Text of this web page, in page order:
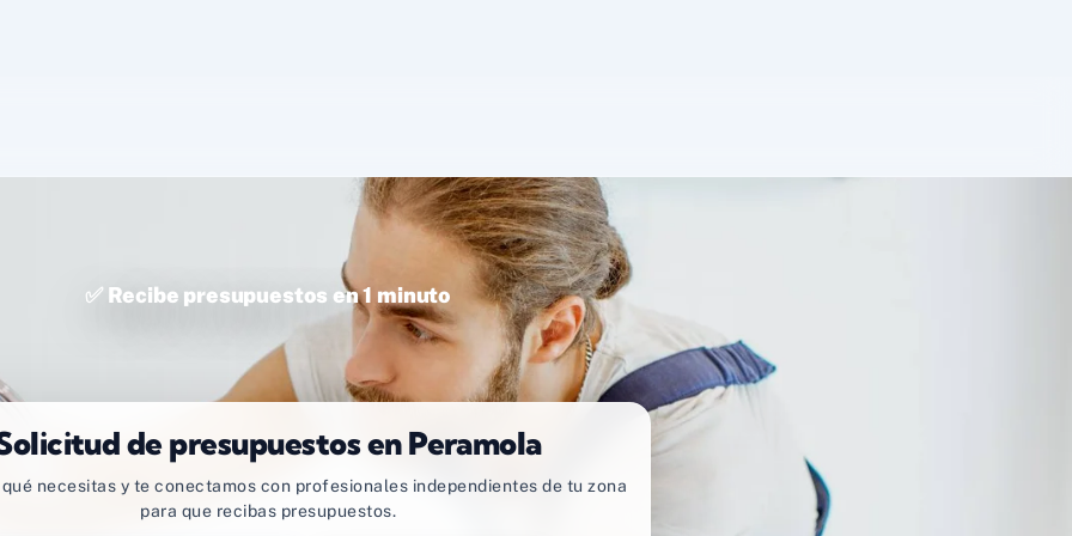
✅ Recibe presupuestos en 1 minuto
de presupuestos en Peramola
necesitas y te conectamos con profesionales independientes de tu zona
para que recibas presupuestos.